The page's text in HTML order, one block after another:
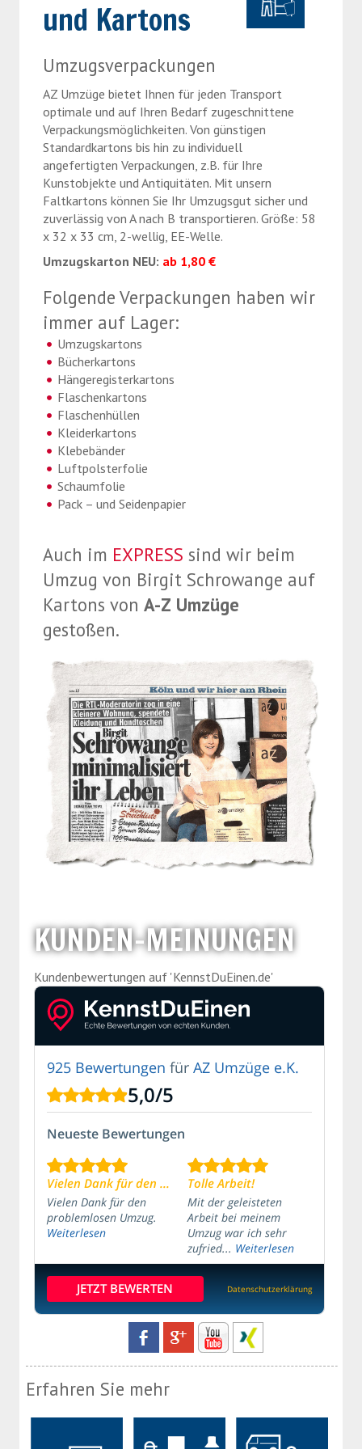
› Spezialtransporte
und Kartons
Umzugsverpackungen
AZ Umzüge bietet Ihnen für jeden Transport
optimale und auf Ihren Bedarf zugeschnittene
Verpackungsmöglichkeiten. Von günstigen
Standardkartons bis hin zu individuell
angefertigten Verpackungen, z.B. für Ihre
Kunstobjekte und Antiquitäten. Mit unsern
Faltkartons können Sie Ihr Umzugsgut sicher und
zuverlässig von A nach B transportieren. Größe: 58
x 32 x 33 cm, 2-wellig, EE-Welle.
Umzugskarton NEU: ab 1,80 €
Folgende Verpackungen haben wir
immer auf Lager:
Umzugskartons
Bücherkartons
Hängeregisterkartons
Flaschenkartons
Flaschenhüllen
Kleiderkartons
Klebebänder
Luftpolsterfolie
Schaumfolie
Pack – und Seidenpapier
Auch im EXPRESS sind wir beim
Umzug von Birgit Schrowange auf
Kartons von A-Z Umzüge
gestoßen.
KUNDEN-MEINUNGEN
Kundenbe­wertungen auf 'KennstDuEinen.de'
925 Bewertungen für AZ Umzüge e.K.
5,0/5
Neueste Bewertungen
Vielen Dank für den ...
Vielen Dank für den
problemlosen Umzug.
Weiterlesen
Tolle Arbeit!
Mit der geleisteten
Arbeit bei meinem
Umzug war ich sehr
zufried... Weiterlesen
JETZT BEWERTEN Datenschutzerklärung
Erfahren Sie mehr